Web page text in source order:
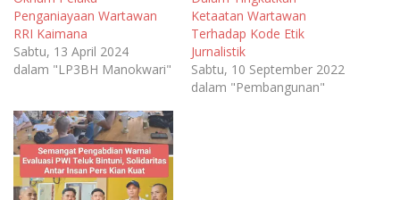
Penganiayaan Wartawan
RRI Kaimana
Sabtu, 13 April 2024
dalam "LP3BH Manokwari"
Ketaatan Wartawan
Terhadap Kode Etik
Jurnalistik
Sabtu, 10 September 2022
dalam "Pembangunan"